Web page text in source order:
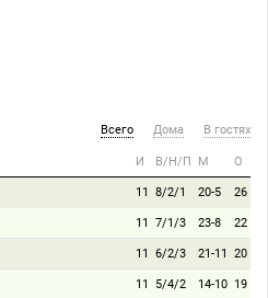
Всего Дома В гостях
И В/Н/П М О
11 8/2/1 20-5 26
11 7/1/3 23-8 22
11 6/2/3 21-11 20
11 5/4/2 14-10 19